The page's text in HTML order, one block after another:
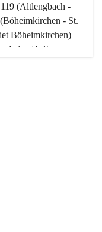
(Altlengbach -
- St.
Böheimkirchen)
(A 1).
Wien sowie
Bauernhöfe hatten
des
ihre
bedeutendste
durch
ein. Gefördert